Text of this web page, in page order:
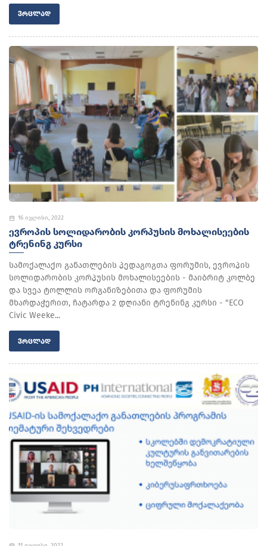
ᲕᲠᲪᲚᲐᲓ
16 ივლისი, 2022
ᲔᲕᲠᲝᲞᲘᲡ ᲡᲝᲚᲘᲓᲐᲠᲝᲑᲘᲡ ᲙᲝᲠᲞᲣᲡᲘᲡ ᲛᲝᲮᲐᲚᲘᲡᲔᲔᲑᲘᲡ
ᲢᲠᲔᲜᲘᲜᲒ ᲙᲣᲠᲡᲘ
სამოქალაქო განათლების პედაგოგთა ფორუმის, ევროპის
სოლიდარობის კორპუსის მოხალისეების - მაიბრიტ კოლბე
და სვეა ტოლლის ორგანიზებითა და ფორუმის
მხარდაჭერით, ჩატარდა 2 დღიანი ტრენინგ კურსი - "ECO
Civic Weeke...
ᲕᲠᲪᲚᲐᲓ